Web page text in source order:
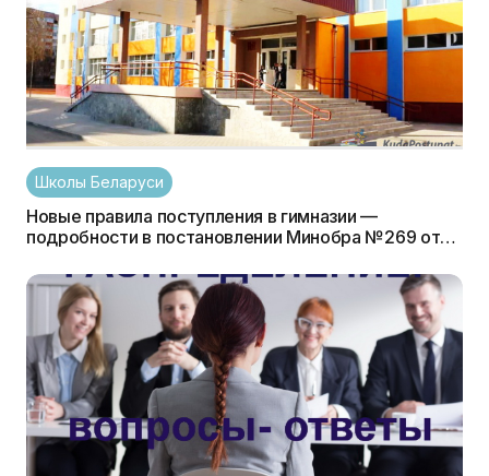
Школы Беларуси
Новые правила поступления в гимназии —
подробности в постановлении Минобра №269 от